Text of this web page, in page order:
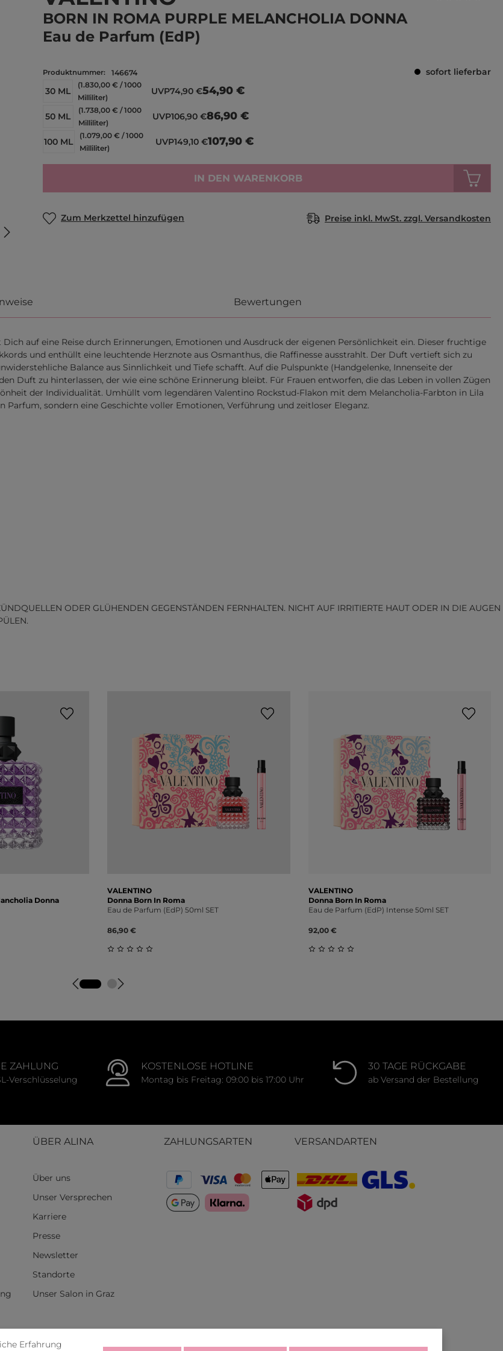
BORN IN ROMA PURPLE MELANCHOLIA DONNA
Eau de Parfum (EdP)
Produktnummer: 146674
sofort lieferbar
30 ML
(1.830,00 € / 1000
Milliliter)
UVP74,90 €54,90 €
50 ML
(1.738,00 € / 1000
Milliliter)
UVP106,90 €86,90 €
100 ML
(1.079,00 € / 1000
Milliliter)
UVP149,10 €107,90 €
IN DEN WARENKORB
Zum Merkzettel hinzufügen Preise inkl. MwSt. zzgl. Versandkosten
Bewertungen
auf eine Reise durch Erinnerungen, Emotionen und Ausdruck der eigenen Persönlichkeit ein. Dieser fruchtige
und enthüllt eine leuchtende Herznote aus Osmanthus, die Raffinesse ausstrahlt. Der Duft vertieft sich zu
Balance aus Sinnlichkeit und Tiefe schafft. Auf die Pulspunkte (Handgelenke, Innenseite der
Duft zu hinterlassen, der wie eine schöne Erinnerung bleibt. Für Frauen entworfen, die das Leben in vollen Zügen
der Individualität. Umhüllt vom legendären Valentino Rockstud-Flakon mit dem Melancholia-Farbton in Lila
sondern eine Geschichte voller Emotionen, Verführung und zeitloser Eleganz.
ODER GLÜHENDEN GEGENSTÄNDEN FERNHALTEN. NICHT AUF IRRITIERTE HAUT ODER IN DIE AUGEN
Donna
von 0 von 5 Sternen
VALENTINO
Donna Born In Roma
Eau de Parfum (EdP) 50ml SET
86,90 €
VALENTINO
Donna Born In Roma
Eau de Parfum (EdP) Intense 50ml SET
92,00 €
ZAHLUNG
Verschlüsselung
KOSTENLOSE HOTLINE
Montag bis Freitag: 09:00 bis 17:00 Uhr
30 TAGE RÜCKGABE
ab Versand der Bestellung
ÜBER ALINA
Über uns
Unser Versprechen
Karriere
Presse
Newsletter
Standorte
Unser Salon in Graz
ZAHLUNGSARTEN VERSANDARTEN
Erfahrung